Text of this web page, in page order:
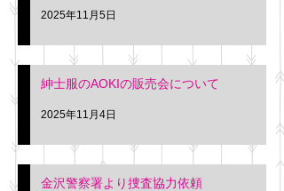
2025年11月5日
紳士服のAOKIの販売会について
2025年11月4日
金沢警察署より捜査協力依頼